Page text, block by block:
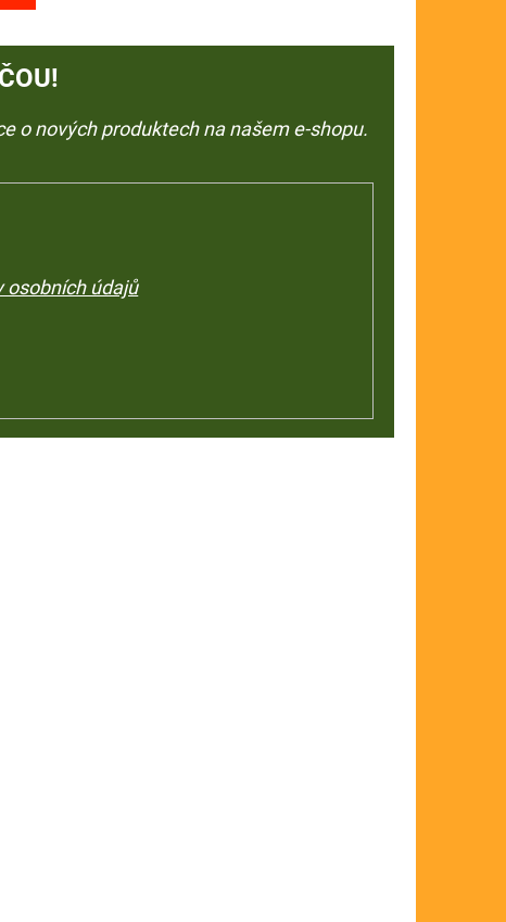
o nových produktech na našem e-shopu.
osobních údajů